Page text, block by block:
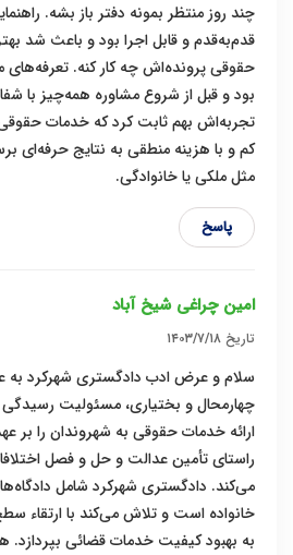
چند روز منتظر بمونه دفتر باز بشه.
قدم‌به‌قدم و قابل اجرا بود و باعث شد
حقوقی پرونده‌اش چه کار کنه. تعرفه‌های
بود و قبل از شروع مشاوره همه‌چیز
تجربه‌اش بهم ثابت کرد که خدمات
کم و با هزینه منطقی به نتایج حرفه‌ای
مثل ملکی یا خانوادگی.
پاسخ
امین چراغی شیخ آباد
تاریخ ۱۴۰۳/۷/۱۸
سلام و عرض ادب دادگستری شهرکرد به
چهارمحال و بختیاری، مسئولیت
ارائه خدمات حقوقی به شهروندان را بر
راستای تأمین عدالت و حل و فصل
می‌کند. دادگستری شهرکرد شامل
خانواده است و تلاش می‌کند با ارتقاء
به بهبود کیفیت خدمات قضائی بپردازد.